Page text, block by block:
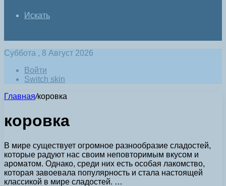
Искать
Суббота , 8 Август 2026
Войти
Switch skin
Главная/коровка
коровка
В мире существует огромное разнообразие сладостей,
которые радуют нас своим неповторимым вкусом и
ароматом. Однако, среди них есть особая лакомство,
которая завоевала популярность и стала настоящей
классикой в мире сладостей. …